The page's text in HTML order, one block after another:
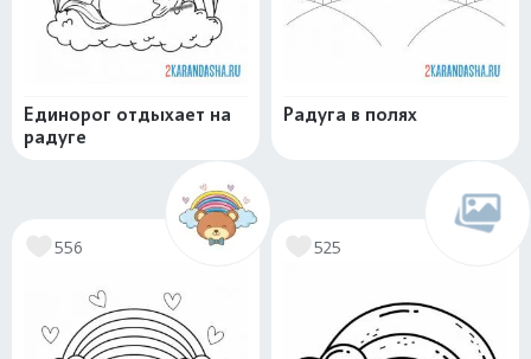
Единорог отдыхает на
радуге
Радуга в полях
556 525